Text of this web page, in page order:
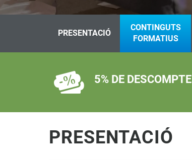
PRESENTACIÓ
CONTINGUTS
FORMATIUS
5% DE DESCOMPTE
PRESENTACIÓ